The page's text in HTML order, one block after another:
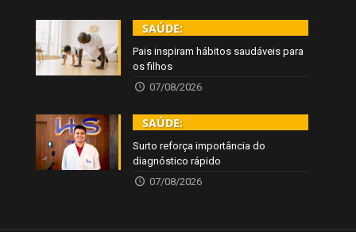
SAÚDE:
Pais inspiram hábitos saudáveis para
os filhos
07/08/2026
SAÚDE:
Surto reforça importância do
diagnóstico rápido
07/08/2026